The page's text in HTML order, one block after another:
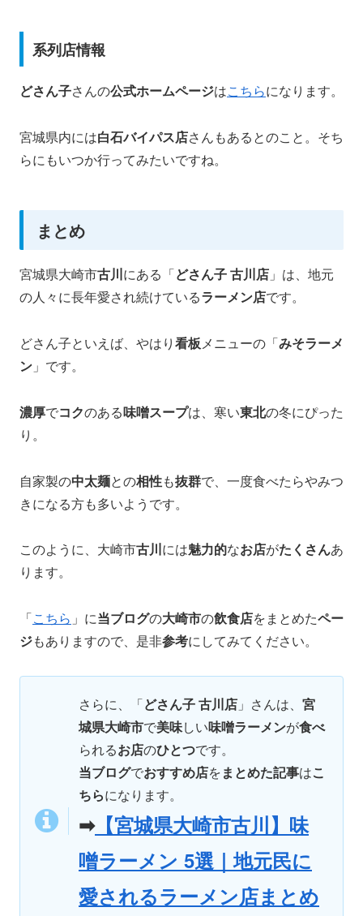
系列店情報
どさん子さんの公式ホームページはこちらになります。
宮城県内には白石バイパス店さんもあるとのこと。そち
らにもいつか行ってみたいですね。
まとめ
宮城県大崎市古川にある「どさん子 古川店 」は、地元
の人々に長年愛され続けているラーメン店です。
どさん子といえば、やはり看板メニューの「みそラーメ
ン 」です。
濃厚でコクのある味噌スープは、寒い東北の冬にぴった
り。
自家製の中太麺との相性も抜群で、一度食べたらやみつ
きになる方も多いようです。
このように、大崎市古川には魅力的なお店がたくさんあ
ります。
「こちら 」に当ブログの大崎市の飲食店をまとめたペー
ジもありますので、是非参考にしてみてください。
さらに、「どさん子 古川店 」さんは、 宮
城県大崎市で美味しい味噌ラーメンが食べ
られるお店のひとつです。
当ブログでおすすめ店をまとめた記事はこ
ちらになります。
➡【宮城県大崎市古川】味
噌ラーメン 5選｜地元民に
愛されるラーメン店まとめ